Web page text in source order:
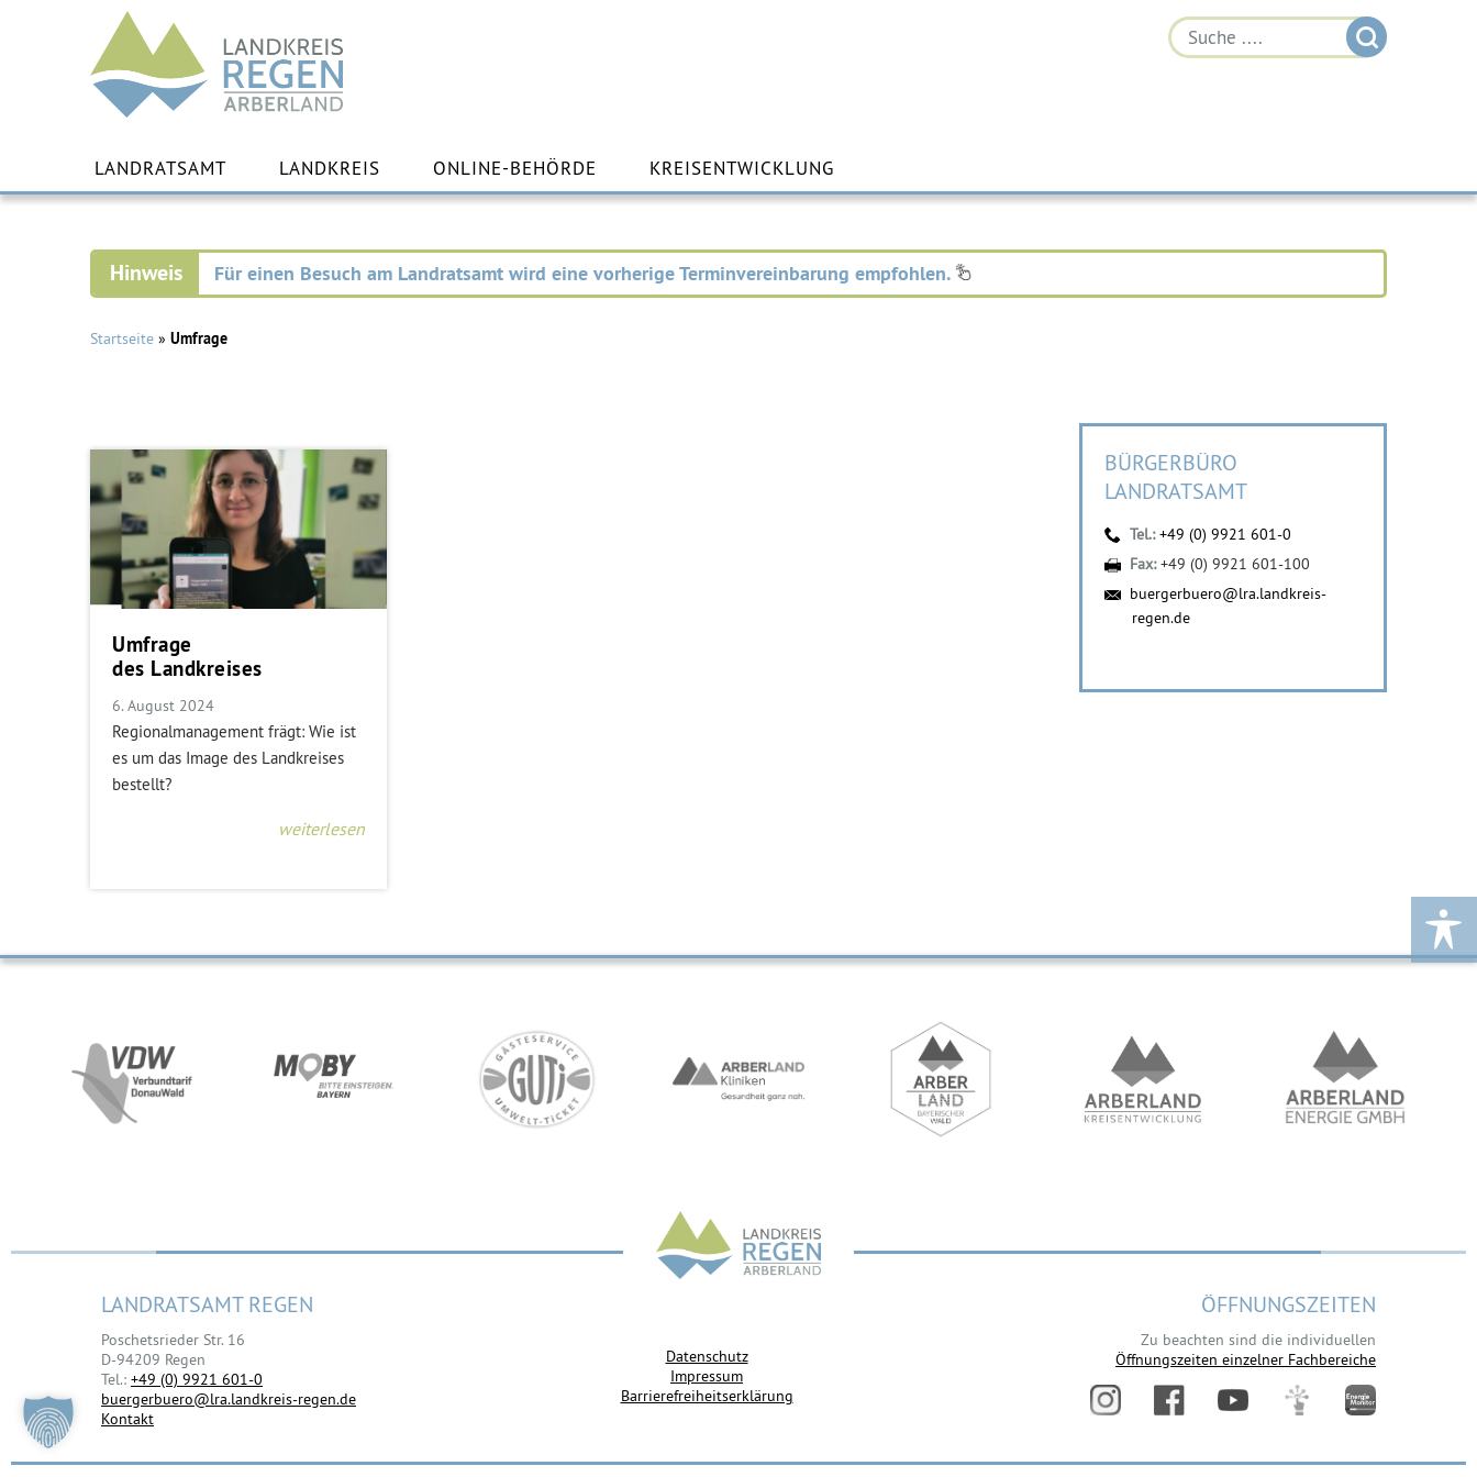
Landkreis
Regen
Inhalt
springen
LANDRATSAMT LANDKREIS ONLINE-BEHÖRDE KREISENTWICKLUNG
Für einen Besuch am Landratsamt wird eine vorherige Terminvereinbarung empfohlen.
Startseite » Umfrage
Umfrage
des Landkreises
6. August 2024
Regionalmanagement frägt: Wie ist
es um das Image des Landkreises
bestellt?
weiterlesen
BÜRGERBÜRO
LANDRATSAMT
Tel.:+49 (0) 9921 601-0
Fax:+49 (0) 9921 601-100
buergerbuero@lra.landkreis-
regen.de
LANDRATSAMT REGEN
Poschetsrieder Str. 16
D-94209 Regen
Tel.: +49 (0) 9921 601-0
buergerbuero@lra.landkreis-regen.de
Kontakt
Datenschutz
Impressum
Barrierefreiheitserklärung
ÖFFNUNGSZEITEN
Zu beachten sind die individuellen
Öffnungszeiten einzelner Fachbereiche